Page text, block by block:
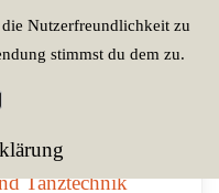
Nutzerfreundlichkeit zu
stimmst du dem zu.